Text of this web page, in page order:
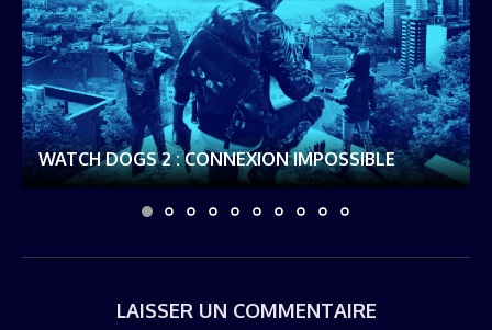
WATCH DOGS 2 : CONNEXION IMPOSSIBLE
LAISSER UN COMMENTAIRE